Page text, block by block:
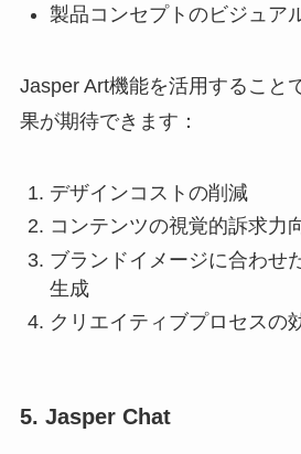
製品コンセプトのビジュア
Jasper Art機能を活用すること
果が期待できます：
デザインコストの削減
コンテンツの視覚的訴求力
ブランドイメージに合わせ
生成
クリエイティブプロセスの
5. Jasper Chat